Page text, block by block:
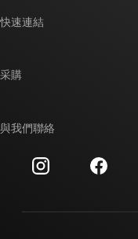
投資人關系
製造
快速連結
交互參考搜索
客戶支援中心
采購
訂購 FAQ
與我們聯絡